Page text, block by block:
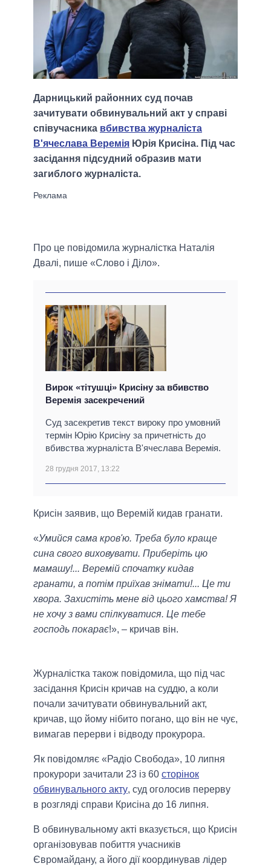
Дарницький районних суд почав
зачитувати обвинувальний акт у справі
співучасника вбивства журналіста
В'ячеслава Веремія Юрія Крисіна. Під час
засідання підсудний образив мати
загиблого журналіста.
Про це повідомила журналістка Наталія
Двалі, пише «Слово і Діло».
Вирок «тітушці» Крисіну за вбивство
Веремія засекречений
Суд засекретив текст вироку про умовний
термін Юрію Крисіну за причетність до
вбивства журналіста В'ячеслава Веремія.
28 грудня 2017, 13:22
Крисін заявив, що Веремій кидав гранати.
«Умийся сама кров'ю. Треба було краще
сина свого виховувати. Приберіть цю
мамашу!... Веремій спочатку кидав
гранати, а потім приїхав знімати!... Це ти
хвора. Захистіть мене від цього хамства! Я
не хочу з вами спілкуватися. Це тебе
господь покарає!», – кричав він.
Журналістка також повідомила, що під час
засідання Крисін кричав на суддю, а коли
почали зачитувати обвинувальний акт,
кричав, що йому нібито погано, що він не чує,
вимагав перерви і відводу прокурора.
Як повідомляє «Радіо Свобода», 10 липня
прокурори зачитали 23 із 60 сторінок
обвинувального акту, суд оголосив перерву
в розгляді справи Крисіна до 16 липня.
В обвинувальному акті вказується, що Крисін
організовував побиття учасників
Євромайдану, а його дії координував лідер